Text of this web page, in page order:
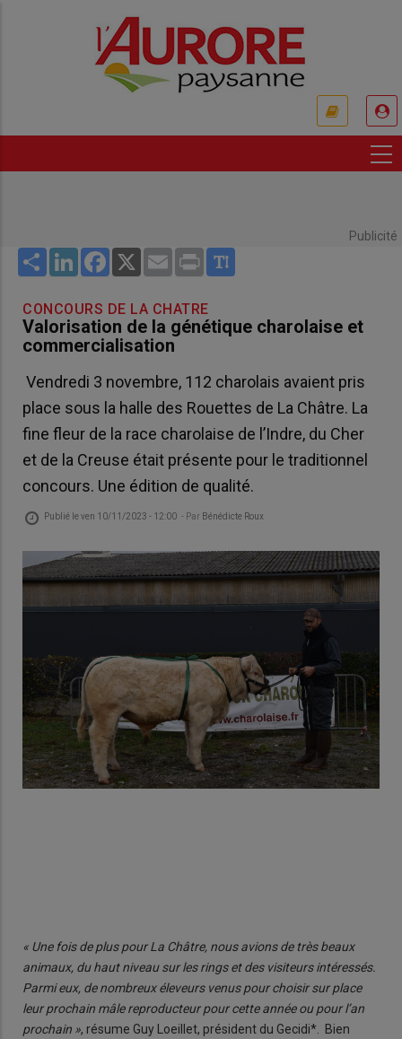
Publicité
Share LinkedInFacebook
X Email Print
CONCOURS DE LA CHATRE
Valorisation de la génétique charolaise et
commercialisation
Vendredi 3 novembre, 112 charolais avaient pris
place sous la halle des Rouettes de La Châtre. La
fine fleur de la race charolaise de l’Indre, du Cher
et de la Creuse était présente pour le traditionnel
concours. Une édition de qualité.
Publié leven 10/11/2023 - 12:00 - Par Bénédicte Roux
« Une fois de plus pour La Châtre, nous avions de très beaux
animaux, du haut niveau sur les rings et des visiteurs intéressés.
Parmi eux, de nombreux éleveurs venus pour choisir sur place
leur prochain mâle reproducteur pour cette année ou pour l’an
prochain », résume Guy Loeillet, président du Gecidi*. Bien